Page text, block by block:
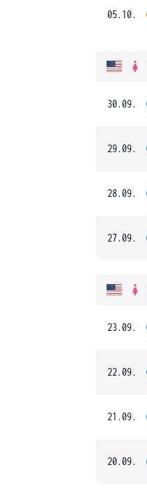
05.10.
30.09.
29.09.
28.09.
27.09.
23.09.
22.09.
21.09.
20.09.